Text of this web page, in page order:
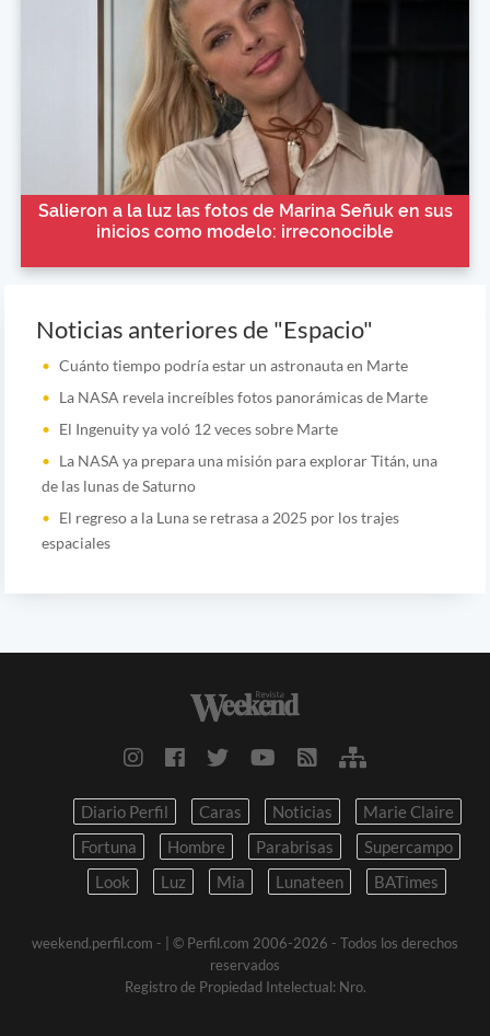
Salieron a la luz las fotos de Marina Señuk en sus
inicios como modelo: irreconocible
Noticias anteriores de "Espacio"
Cuánto tiempo podría estar un astronauta en Marte
La NASA revela increíbles fotos panorámicas de Marte
El Ingenuity ya voló 12 veces sobre Marte
La NASA ya prepara una misión para explorar Titán, una
de las lunas de Saturno
El regreso a la Luna se retrasa a 2025 por los trajes
espaciales
Diario Perfil Caras Noticias
Marie Claire
Fortuna
Hombre Parabrisas
Supercampo
Look
Luz Mia Lunateen BATimes
weekend.perfil.com - | © Perfil.com 2006-2026 - Todos los derechos
reservados
Registro de Propiedad Intelectual: Nro.